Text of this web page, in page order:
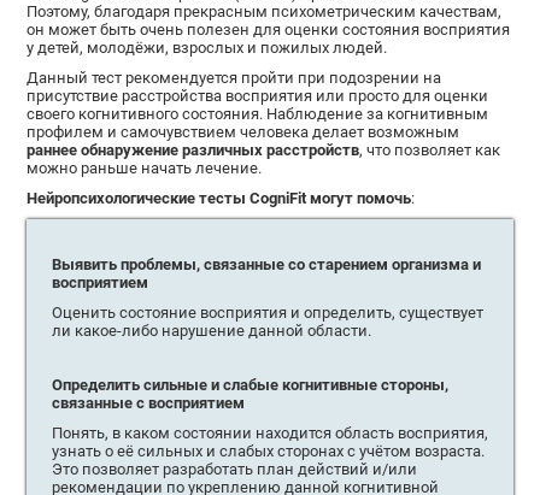
Поэтому, благодаря прекрасным психометрическим качествам,
он может быть очень полезен для оценки состояния восприятия
у детей, молодёжи, взрослых и пожилых людей.
Данный тест рекомендуется пройти при подозрении на
присутствие расстройства восприятия или просто для оценки
своего когнитивного состояния. Наблюдение за когнитивным
профилем и самочувствием человека делает возможным
раннее обнаружение различных расстройств, что позволяет как
можно раньше начать лечение.
Нейропсихологические тесты CogniFit могут помочь:
Выявить проблемы, связанные со старением организма и
восприятием
Оценить состояние восприятия и определить, существует
ли какое-либо нарушение данной области.
Определить сильные и слабые когнитивные стороны,
связанные с восприятием
Понять, в каком состоянии находится область восприятия,
узнать о её сильных и слабых сторонах с учётом возраста.
Это позволяет разработать план действий и/или
рекомендации по укреплению данной когнитивной